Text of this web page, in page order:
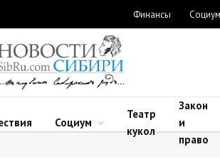
Финансы Социум
Социум
Театр
кукол
Закон
и
право